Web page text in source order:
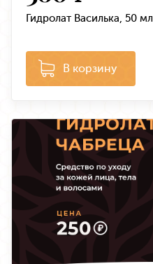
Гидролат Василька, 50
В корзину